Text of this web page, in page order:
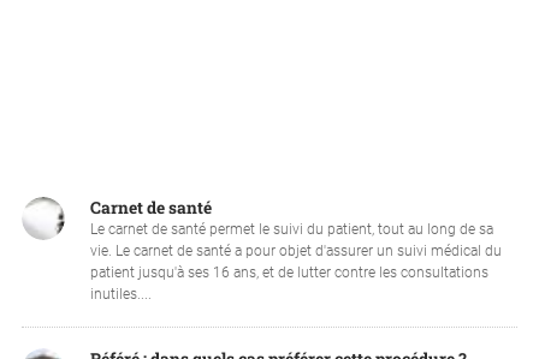
Carnet de santé
Le carnet de santé permet le suivi du patient, tout au long de sa
vie. Le carnet de santé a pour objet d'assurer un suivi médical du
patient jusqu'à ses 16 ans, et de lutter contre les consultations
inutiles....